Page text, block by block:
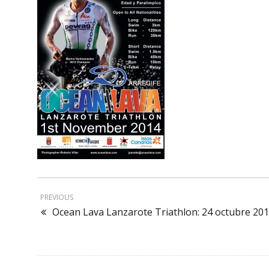
PREVIOUS
Ocean Lava Lanzarote Triathlon: 24 octubre